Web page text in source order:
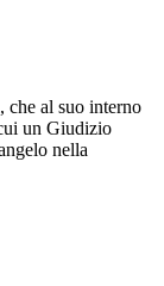
che al suo interno
un Giudizio
nella